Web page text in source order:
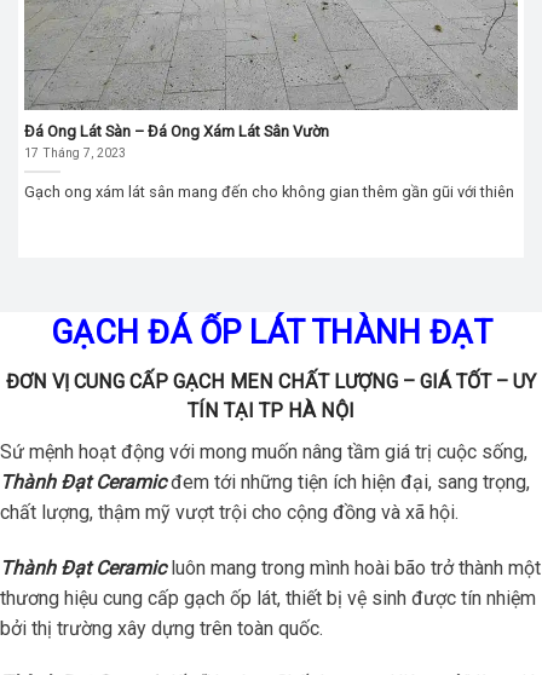
Đá Ong Lát Sàn – Đá Ong Xám Lát Sân Vườn
17 Tháng 7, 2023
Gạch ong xám lát sân mang đến cho không gian thêm gần gũi với thiên
GẠCH ĐÁ ỐP LÁT THÀNH ĐẠT
ĐƠN VỊ CUNG CẤP GẠCH MEN CHẤT LƯỢNG – GIÁ TỐT – UY
TÍN TẠI TP HÀ NỘI
Sứ mệnh hoạt động với mong muốn nâng tầm giá trị cuộc sống,
Thành Đạt Ceramicđem tới những tiện ích hiện đại, sang trọng,
chất lượng, thậm mỹ vượt trội cho cộng đồng và xã hội.
Thành Đạt Ceramicluôn mang trong mình hoài bão trở thành một
thương hiệu cung cấp gạch ốp lát, thiết bị vệ sinh được tín nhiệm
bởi thị trường xây dựng trên toàn quốc.